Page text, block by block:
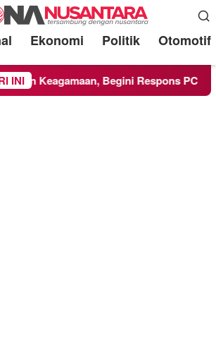
Ekonomi Politik Otomotif
INI Begini Respons PCNU dan